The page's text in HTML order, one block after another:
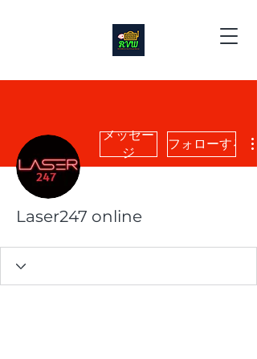
メッセー
ジ
フォローする
Laser247 online